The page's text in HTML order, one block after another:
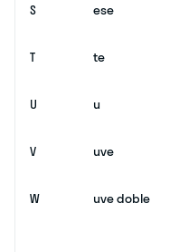
S ese
T
te
U
u
V
uve
W
uve doble